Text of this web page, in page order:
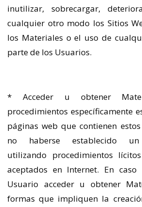
inutilizar, sobrecargar,
cualquier otro modo los Sitios
los Materiales o el uso de
parte de los Usuarios.
* Acceder u obtener
procedimientos específicamente
páginas web que contienen
no haberse establecido un
utilizando procedimientos
aceptados en Internet. En
Usuario acceder u obtener
formas que impliquen la